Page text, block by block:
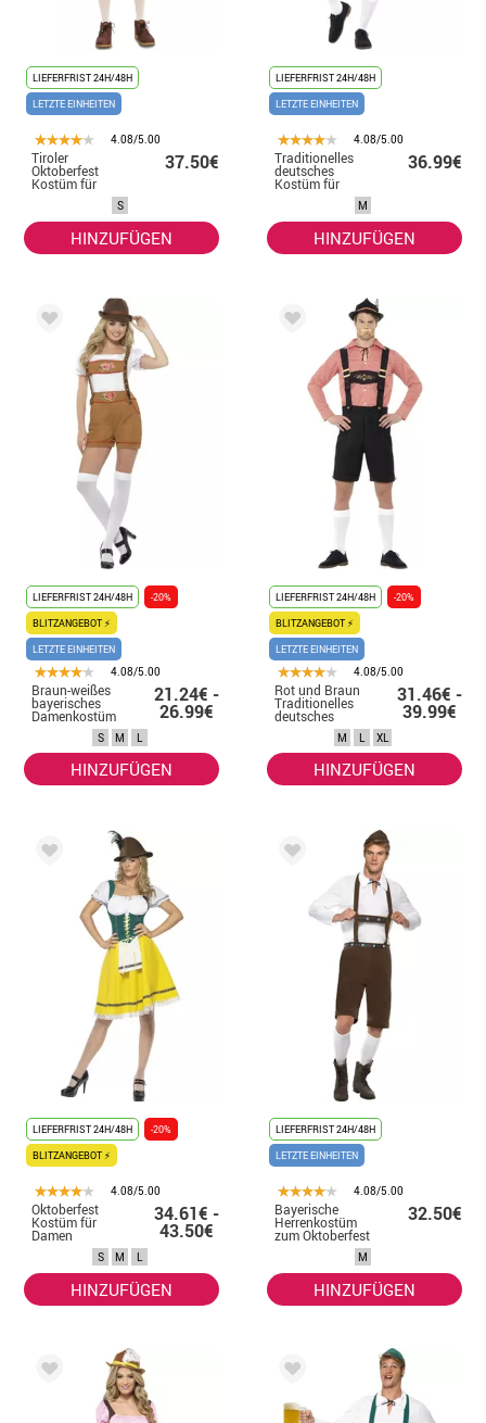
LIEFERFRIST 24H/48H
LETZTE EINHEITEN
4.08/5.00
Tiroler
Oktoberfest
Kostüm für
37.50€
S
HINZUFÜGEN
LIEFERFRIST 24H/48H
LETZTE EINHEITEN
4.08/5.00
Traditionelles
deutsches
Kostüm für
Herren in Blau
36.99€
M
HINZUFÜGEN
LIEFERFRIST 24H/48H
-20%
BLITZANGEBOT ⚡
LETZTE EINHEITEN
4.08/5.00
Braun-weißes
bayerisches
Damenkostüm
21.24€ -
26.99€
S M L
HINZUFÜGEN
LIEFERFRIST 24H/48H
-20%
BLITZANGEBOT ⚡
LETZTE EINHEITEN
4.08/5.00
Rot und Braun
Traditionelles
deutsches
Kostüm für
31.46€ -
39.99€
M L XL
HINZUFÜGEN
LIEFERFRIST 24H/48H
-20%
BLITZANGEBOT ⚡
4.08/5.00
Oktoberfest
Kostüm für
Damen
34.61€ -
43.50€
S M L
HINZUFÜGEN
LIEFERFRIST 24H/48H
LETZTE EINHEITEN
4.08/5.00
Bayerische
Herrenkostüm
zum Oktoberfest
32.50€
M
HINZUFÜGEN